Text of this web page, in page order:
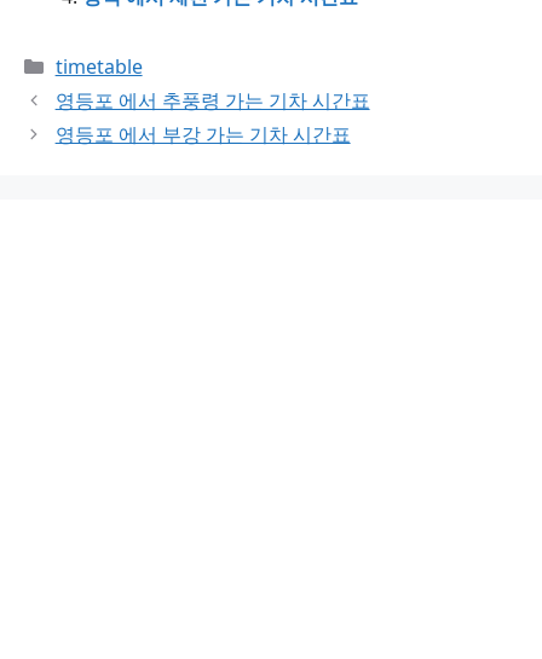
Categories
timetable
영등포 에서 추풍령 가는 기차 시간표
영등포 에서 부강 가는 기차 시간표